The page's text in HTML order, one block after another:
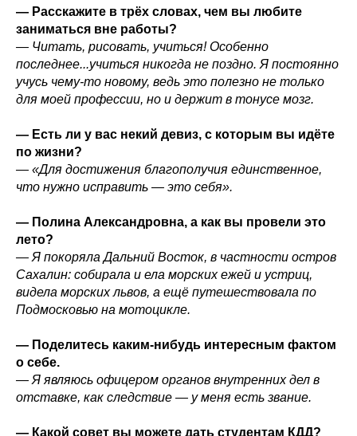
— Расскажите в трёх словах, чем вы любите
заниматься вне работы?
— Читать, рисовать, учиться! Особенно
последнее...учиться никогда не поздно. Я постоянно
учусь чему-то новому, ведь это полезно не только
для моей профессии, но и держит в тонусе мозг.
— Есть ли у вас некий девиз, с которым вы идёте
по жизни?
— «Для достижения благополучия единственное,
что нужно исправить — это себя».
— Полина Александровна, а как вы провели это
лето?
— Я покоряла Дальний Восток, в частности остров
Сахалин: собирала и ела морских ежей и устриц,
видела морских львов, а ещё путешествовала по
Подмосковью на мотоцикле.
— Поделитесь каким-нибудь интересным фактом
о себе.
— Я являюсь офицером органов внутренних дел в
отставке, как следствие — у меня есть звание.
— Какой совет вы можете дать студентам КДД?